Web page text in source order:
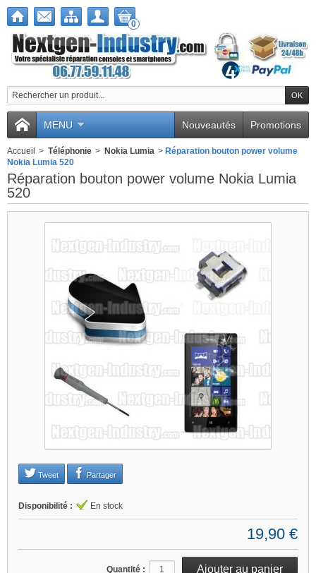
0
MENU Promotions
Nouveautés
Accueil > Téléphonie > Nokia Lumia > Réparation bouton power volume
Nokia Lumia 520
Réparation bouton power volume Nokia Lumia
520
Tweet Partager
Disponibilité : En stock
19,90 €
Quantité :